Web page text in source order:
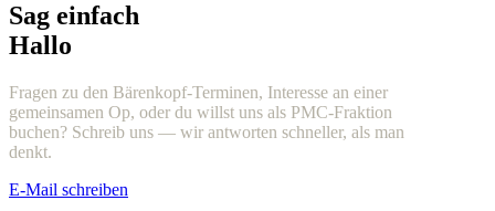
Sag einfach
Hallo
Fragen zu den Bärenkopf-Terminen, Interesse an einer
gemeinsamen Op, oder du willst uns als PMC-Fraktion
buchen? Schreib uns — wir antworten schneller, als man
denkt.
E-Mail schreiben